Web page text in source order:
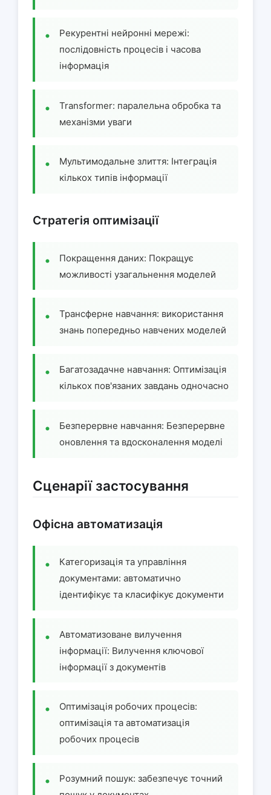
Рекурентні нейронні мережі:
послідовність процесів і часова
інформація
Transformer: паралельна обробка та
механізми уваги
Мультимодальне злиття: Інтеграція
кількох типів інформації
Стратегія оптимізації
Покращення даних: Покращує
можливості узагальнення моделей
Трансферне навчання: використання
знань попередньо навчених моделей
Багатозадачне навчання: Оптимізація
кількох пов'язаних завдань одночасно
Безперервне навчання: Безперервне
оновлення та вдосконалення моделі
Сценарії застосування
Офісна автоматизація
Категоризація та управління
документами: автоматично
ідентифікує та класифікує документи
Автоматизоване вилучення
інформації: Вилучення ключової
інформації з документів
Оптимізація робочих процесів:
оптимізація та автоматизація
робочих процесів
Розумний пошук: забезпечує точний